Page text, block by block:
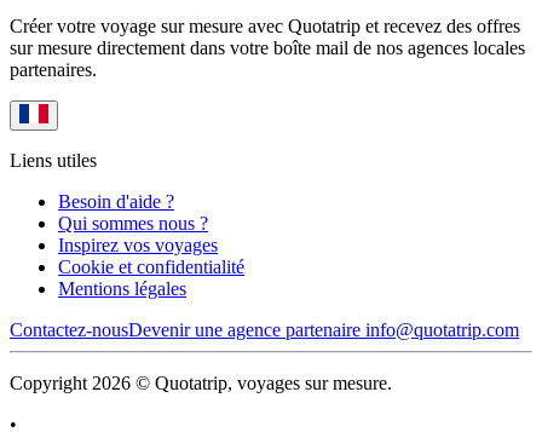
Créer votre voyage sur mesure avec Quotatrip et recevez des offres
sur mesure directement dans votre boîte mail de nos agences locales
partenaires.
Liens utiles
Besoin d'aide ?
Qui sommes nous ?
Inspirez vos voyages
Cookie et confidentialité
Mentions légales
Contactez-nousDevenir une agence partenaire info@quotatrip.com
Copyright 2026 © Quotatrip, voyages sur mesure.
•